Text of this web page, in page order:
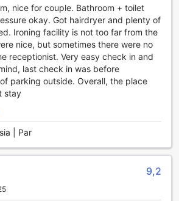
gästerna fokusera på att skapa
oroa sig för städning. Med dessa
Tulip Hotel efter att ge sina gäster
vistelse.
på Tulip Hotel i Ipoh
sina gäster bekväma
som gör det enkelt att utforska denna
har en rymlig parkeringsplats där
bilar mot en avgift. Detta gör det
med bil att njuta av friheten att
takt, utan att behöva oroa sig för
flera transportknutpunkter, vilket
nice for couple. Bathroom + toilet
okay. Got hairdryer and plenty of
Ironing facility is not too far from the
nice, but sometimes there were no
receptionist. Very easy check in and
last check in was before
parking outside. Overall, the place
stay
| Par
9,2